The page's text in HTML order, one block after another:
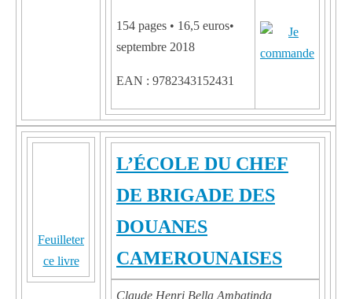
154 pages • 16,5 euros•
septembre 2018
EAN : 9782343152431
Feuilleter
ce livre
L’ÉCOLE DU CHEF
DE BRIGADE DES
DOUANES
CAMEROUNAISES
Claude Henri Bella Ambatinda